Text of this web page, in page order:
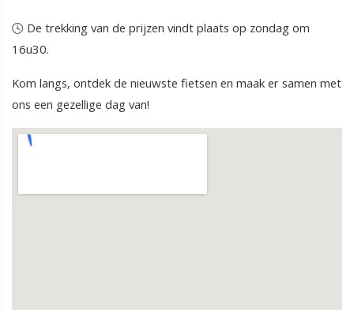
🕓 De trekking van de prijzen vindt plaats op zondag om
16u30.
Kom langs, ontdek de nieuwste fietsen en maak er samen met
ons een gezellige dag van!